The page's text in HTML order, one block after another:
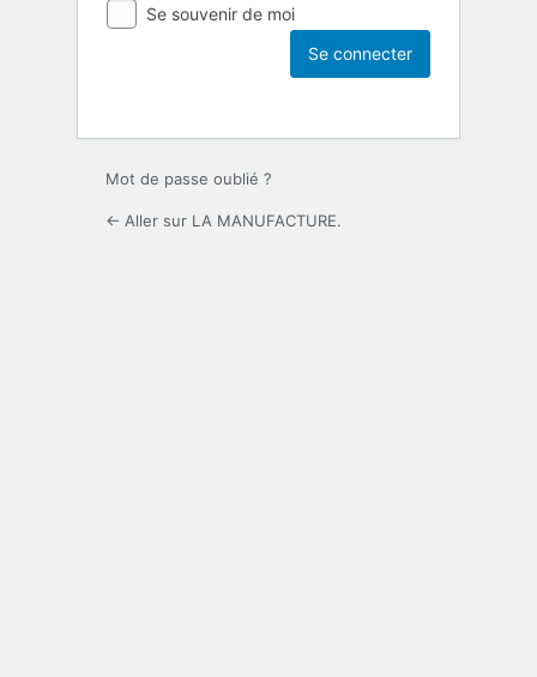
Se souvenir de moi
Mot de passe oublié ?
← Aller sur LA MANUFACTURE.